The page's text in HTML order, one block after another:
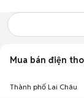
Mua bán điện
Thành phố Lai Châu